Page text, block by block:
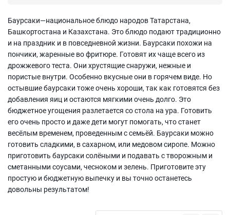
Баурсаки—национальное блюдо народов Татарстана,
Башкортостана и Казахстана. Это блюдо подают традиционно
и на праздник и в повседневной жизни. Баурсаки похожи на
пончики, жаренные во фритюре. Готовят их чаще всего из
дрожжевого теста. Они хрустящие снаружи, нежные и
пористые внутри. Особенно вкусные они в горячем виде. Но
остывшие баурсаки тоже очень хороши, так как готовятся без
добавления яиц и остаются мягкими очень долго. Это
бюджетное угощения разлетается со стола на ура. Готовить
его очень просто и даже дети могут помогать, что станет
весёлым временем, проведенным с семьёй. Баурсаки можно
готовить сладкими, в сахарном, или медовом сиропе. Можно
приготовить баурсаки солёными и подавать с творожным и
сметанными соусами, чесноком и зелень. Приготовите эту
простую и бюджетную выпечку и вы точно останетесь
довольны результатом!